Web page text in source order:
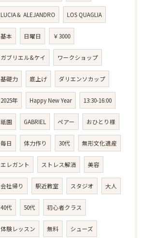
LUCIA＆ ALEJANDRO LOS QUAGLIA
基本 日曜日 ￥3000
ガブリエル&ケイ ワークショップ
基礎力 底上げ ダリエンソカップ
2025年 Happy New Year 13:30-16:00
祇園 GABRIEL ペアー おひとり様
毎日 体力作り 30代 無形文化遺産
エレガント ストレス解消 美容
会社帰り 駅近教室 スタジオ 大人
40代 50代 初心者クラス
体験レッスン 無料 シューズ